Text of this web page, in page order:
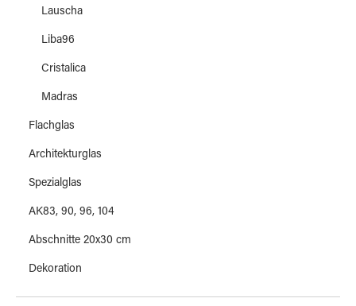
Lauscha
Liba96
Cristalica
Madras
Flachglas
Architekturglas
Spezialglas
AK83, 90, 96, 104
Abschnitte 20x30 cm
Dekoration